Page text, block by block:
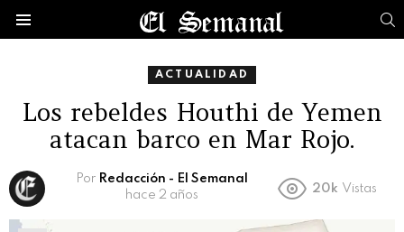
ACTUALIDAD
Los rebeldes Houthi de Yemen
atacan barco en Mar Rojo.
Por Redacción - El Semanal
hace 2 años
20k Vistas